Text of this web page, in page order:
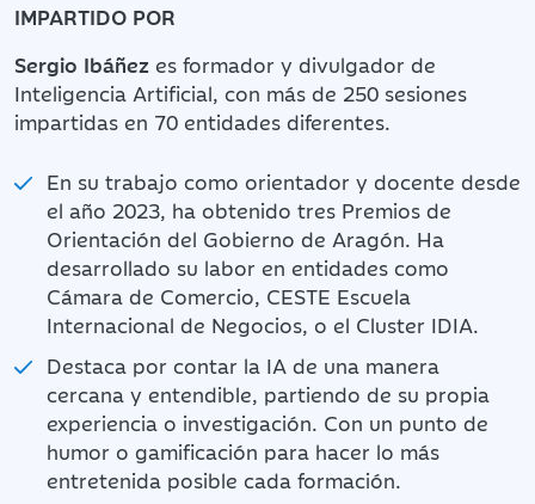
IMPARTIDO POR
Sergio Ibáñez es formador y divulgador de
Inteligencia Artificial, con más de 250 sesiones
impartidas en 70 entidades diferentes.
En su trabajo como orientador y docente desde
el año 2023, ha obtenido tres Premios de
Orientación del Gobierno de Aragón. Ha
desarrollado su labor en entidades como
Cámara de Comercio, CESTE Escuela
Internacional de Negocios, o el Cluster IDIA.
Destaca por contar la IA de una manera
cercana y entendible, partiendo de su propia
experiencia o investigación. Con un punto de
humor o gamificación para hacer lo más
entretenida posible cada formación.